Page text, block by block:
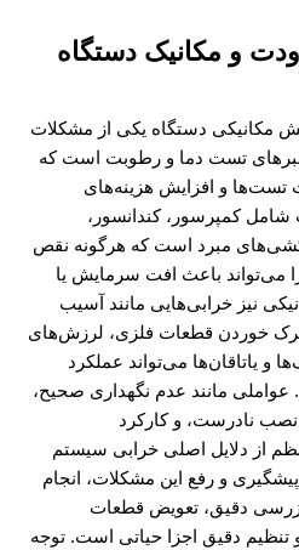
و مکانیک دستگاه
مکانیکی دستگاه یکی از مشکلات
تست دما و رطوبت است که
تست‌ها و افزایش هزینه‌های
کمپرسور، کندانسور،
مبرد است که هرگونه نقص
می‌تواند باعث افت سرمایش یا
نیز خرابی‌هایی مانند آسیب
ترک خوردن قطعات فلزی، لرزش‌های
و یاتاقان‌ها می‌تواند عملکرد
عواملی مانند عدم نگهداری صحیح،
نصب نادرست، و کارکرد
از دلایل اصلی خرابی سیستم
و رفع این مشکلات، انجام
دقیق، تعویض قطعات
دقیق اجزا حیاتی است. توجه